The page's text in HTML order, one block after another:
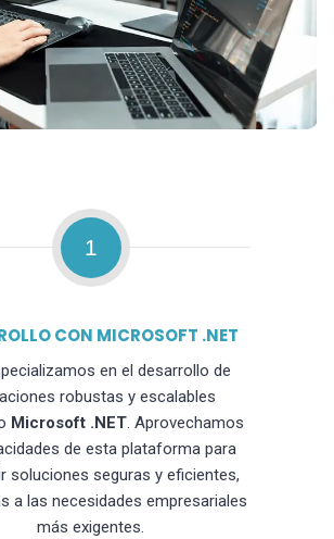
1
CON MICROSOFT .NET
en el desarrollo de
robustas y escalables
Microsoft .NET. Aprovechamos
de esta plataforma para
soluciones seguras y eficientes,
a las necesidades empresariales
más exigentes.